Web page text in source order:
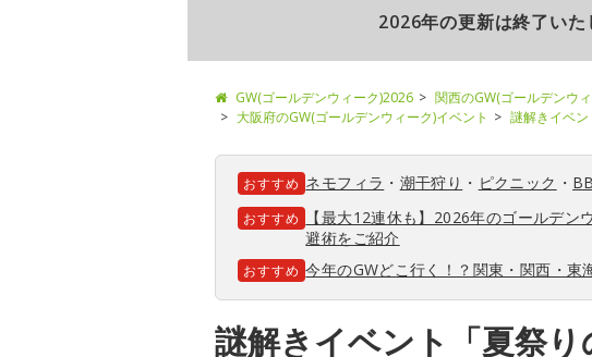
2026年の更新は終了いた
GW(ゴールデンウィーク)2026 関西のGW(ゴールデンウ
大阪府のGW(ゴールデンウィーク)イベント
謎解きイベン
おすすめ ネモフィラ ・ 潮干狩り ・ ピクニック ・
おすすめ
【最大12連休も】2026年のゴールデ
避術をご紹介
おすすめ 今年のGWどこ行く！？関東・関西・東
謎解きイベント「夏祭